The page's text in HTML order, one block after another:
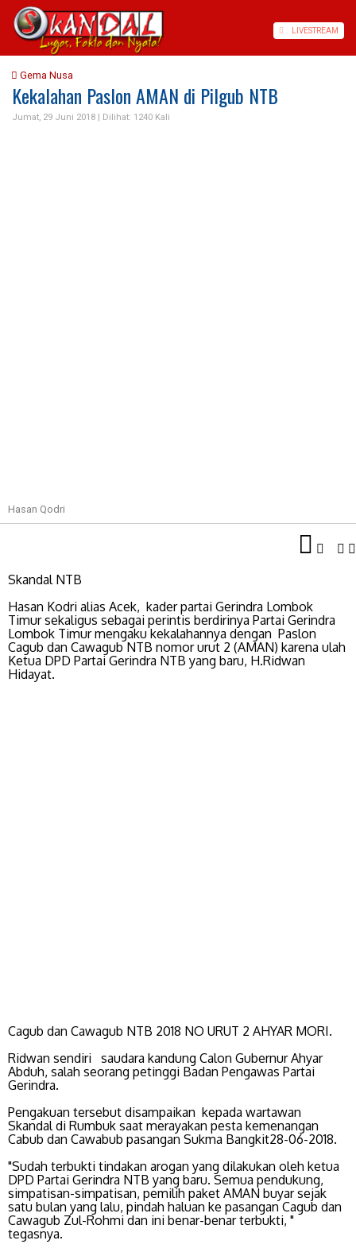
LIVESTREAM
Gema Nusa
Kekalahan Paslon AMAN di Pilgub NTB
Jumat, 29 Juni 2018 | Dilihat: 1240 Kali
Hasan Qodri
Skandal NTB
Hasan Kodri alias Acek, kader partai Gerindra Lombok
Timur sekaligus sebagai perintis berdirinya Partai Gerindra
Lombok Timur mengaku kekalahannya dengan Paslon
Cagub dan Cawagub NTB nomor urut 2 (AMAN) karena ulah
Ketua DPD Partai Gerindra NTB yang baru, H.Ridwan
Hidayat.
Cagub dan Cawagub NTB 2018 NO URUT 2 AHYAR MORI.
Ridwan sendiri saudara kandung Calon Gubernur Ahyar
Abduh, salah seorang petinggi Badan Pengawas Partai
Gerindra.
Pengakuan tersebut disampaikan kepada wartawan
Skandal di Rumbuk saat merayakan pesta kemenangan
Cabub dan Cawabub pasangan Sukma Bangkit28-06-2018.
"Sudah terbukti tindakan arogan yang dilakukan oleh ketua
DPD Partai Gerindra NTB yang baru. Semua pendukung,
simpatisan-simpatisan, pemilih paket AMAN buyar sejak
satu bulan yang lalu, pindah haluan ke pasangan Cagub dan
Cawagub Zul-Rohmi dan ini benar-benar terbukti, "
tegasnya.